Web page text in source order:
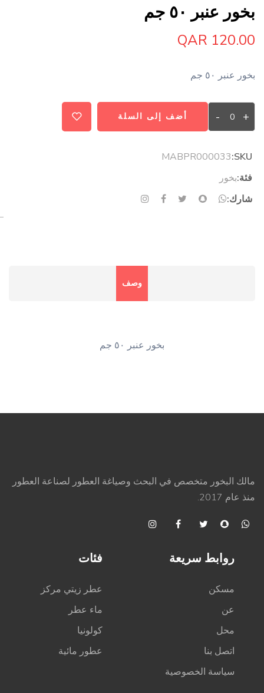
بخور عنبر ٥٠ جم
QAR 120.00
بخور عنبر ٥٠ جم
- + أضف إلى السلة
SKU:
MABPR000033
فئة:بخور
شارك:
وصف
بخور عنبر ٥٠ جم
مالك البخور متخصص في البحث وصياغة العطور لصناعة العطور
منذ عام 2017.
روابط سريعة
مسكن
عن
محل
اتصل بنا
سياسة الخصوصية
فئات
عطر زيتي مركز
ماء عطر
كولونيا
عطور مائية